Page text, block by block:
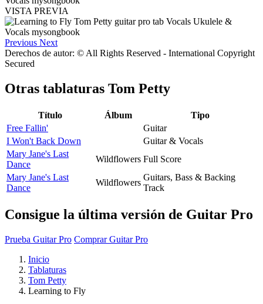
VISTA PREVIA
Previous Next
Derechos de autor: © All Rights Reserved - International Copyright
Secured
Otras tablaturas Tom Petty
Título Álbum
Tipo
Free Fallin'
Guitar
I Won't Back Down
Guitar & Vocals
Mary Jane's Last
Dance
Wildflowers Full Score
Mary Jane's Last
Dance
Wildflowers
Guitars, Bass & Backing
Track
Consigue la última versión de Guitar Pro
Prueba Guitar Pro Comprar Guitar Pro
Inicio
Tablaturas
Tom Petty
Learning to Fly